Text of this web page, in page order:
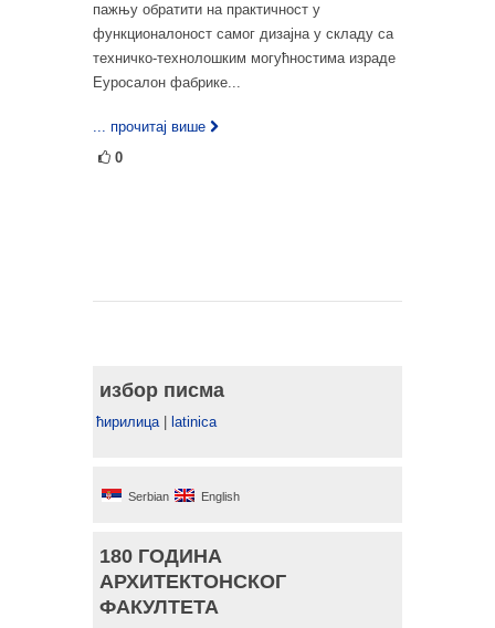
пажњу обратити на практичност у
функционалоност самог дизајна у складу са
техничко-технолошким могућностима израде
Еуросалон фабрике...
... прочитај више
0
избор писма
ћирилица| latinica
Serbian English
180 ГОДИНА
АРХИТЕКТОНСКОГ
ФАКУЛТЕТА